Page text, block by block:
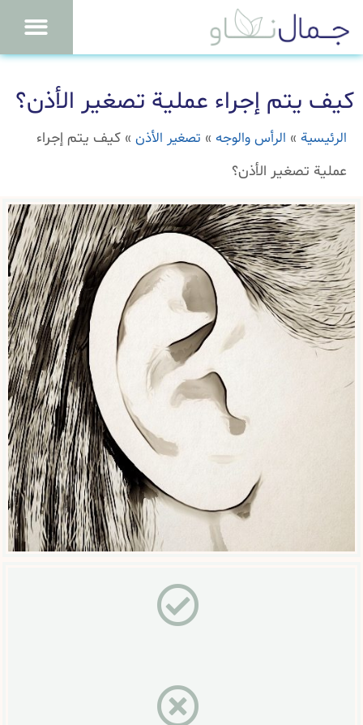
كيف يتم إجراء عملية تصغير الأذن؟
الرئيسية » الرأس والوجه » تصغير الأذن » كيف يتم إجراء
عملية تصغير الأذن؟